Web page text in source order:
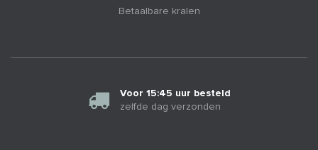
Betaalbare kralen
Voor 15:45 uur besteld
zelfde dag verzonden